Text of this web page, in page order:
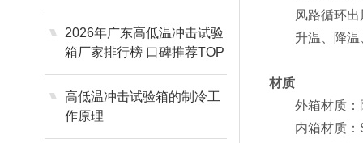
践
2026年广东高低温冲击试验
箱厂家排行榜 口碑推荐TOP
6
高低温冲击试验箱的制冷工
作原理
风路循环出风
升温、降温
材质
外箱材质：防
内箱材质：